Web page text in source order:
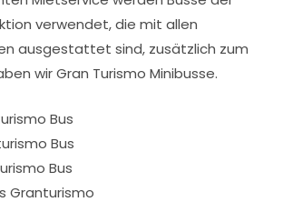
verwendet, die mit allen
ausgestattet sind, zusätzlich zum
wir Gran Turismo Minibusse.
Bus
Bus
Bus
Granturismo